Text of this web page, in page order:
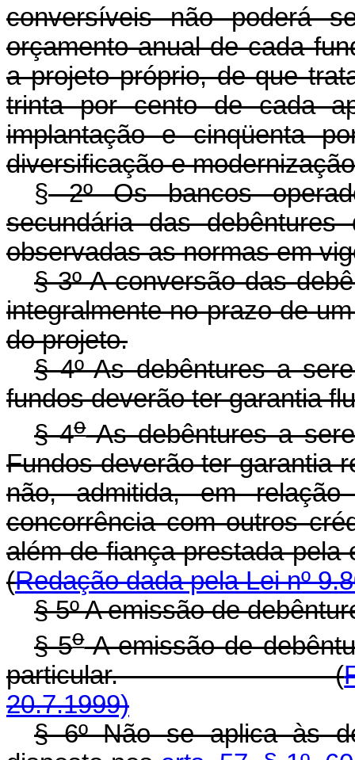
conversíveis não poderá
orçamento anual de cada
a projeto próprio, de que
trinta por cento de cada
implantação e cinqüenta
diversificação e
§2º Os bancos
secundária das
observadas as normas em
§ 3º A conversão das
integralmente no prazo de
do projeto.
§ 4º As debêntures a
fundos deverão ter garantia
§ 4oAs debêntures a
Fundos deverão ter garantia
não, admitida, em
concorrência com outros
além de fiança
(Redação dada pela Lei nº
§ 5º A emissão de
§ 5oA emissão de
particular. (
20.7.1999)
§ 6º Não se aplica às